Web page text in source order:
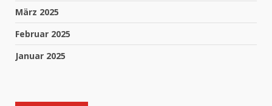
März 2025
Februar 2025
Januar 2025